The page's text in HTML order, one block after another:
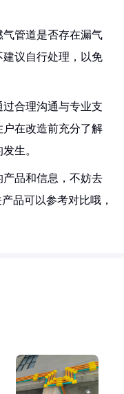
管道是否存在漏气
议自行处理，以免
合理沟通与专业支
在改造前充分了解
生。
品和信息，不妨去
品可以参考对比哦，